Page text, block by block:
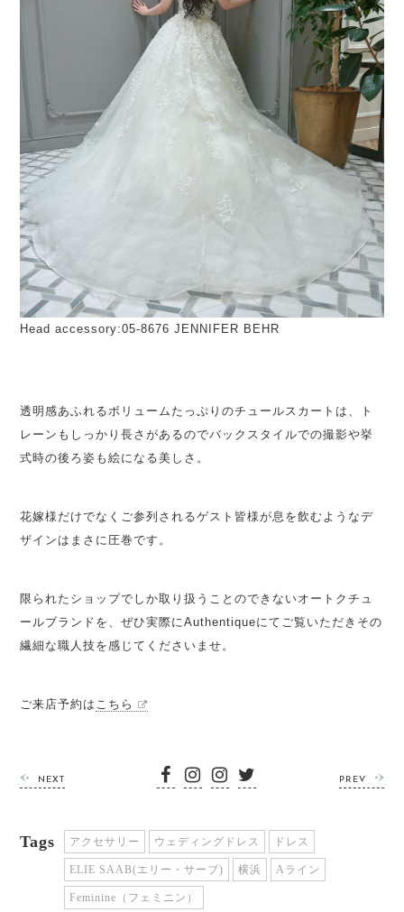
Head accessory:05-8676 JENNIFER BEHR
透明感あふれるボリュームたっぷりのチュールスカートは、ト
レーンもしっかり長さがあるのでバックスタイルでの撮影や挙
式時の後ろ姿も絵になる美しさ。
花嫁様だけでなくご参列されるゲスト皆様が息を飲むようなデ
ザインはまさに圧巻です。
限られたショップでしか取り扱うことのできないオートクチュ
ールブランドを、ぜひ実際にAuthentiqueにてご覧いただきその
繊細な職人技を感じてくださいませ。
ご来店予約は こちら
NEXT PREV
Tags アクセサリー ウェディングドレス ドレス
ELIE SAAB(エリー・サーブ) 横浜 Aライン
Feminine（フェミニン）